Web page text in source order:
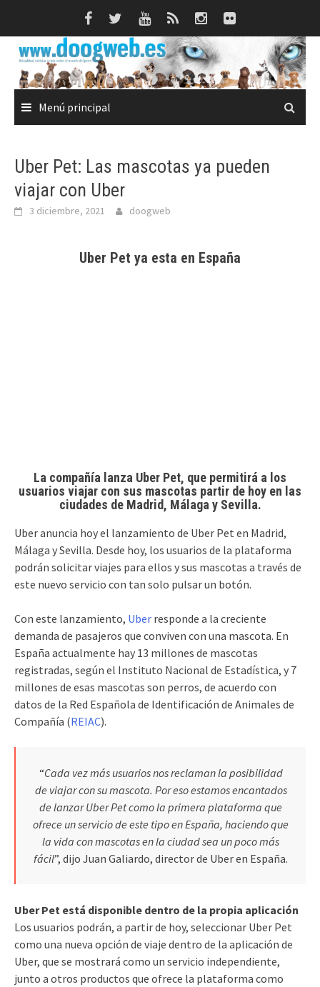
Menú principal
Uber Pet: Las mascotas ya pueden
viajar con Uber
3 diciembre, 2021 doogweb
Uber Pet ya esta en España
La compañía lanza Uber Pet, que permitirá a los
usuarios viajar con sus mascotas partir de hoy en las
ciudades de Madrid, Málaga y Sevilla.
Uber anuncia hoy el lanzamiento de Uber Pet en Madrid,
Málaga y Sevilla. Desde hoy, los usuarios de la plataforma
podrán solicitar viajes para ellos y sus mascotas a través de
este nuevo servicio con tan solo pulsar un botón.
Con este lanzamiento, Uber responde a la creciente
demanda de pasajeros que conviven con una mascota. En
España actualmente hay 13 millones de mascotas
registradas, según el Instituto Nacional de Estadística, y 7
millones de esas mascotas son perros, de acuerdo con
datos de la Red Española de Identificación de Animales de
Compañía (REIAC).
“Cada vez más usuarios nos reclaman la posibilidad
de viajar con su mascota. Por eso estamos encantados
de lanzar Uber Pet como la primera plataforma que
ofrece un servicio de este tipo en España, haciendo que
la vida con mascotas en la ciudad sea un poco más
fácil”, dijo Juan Galiardo, director de Uber en España.
Uber Pet está disponible dentro de la propia aplicación
Los usuarios podrán, a partir de hoy, seleccionar Uber Pet
como una nueva opción de viaje dentro de la aplicación de
Uber, que se mostrará como un servicio independiente,
junto a otros productos que ofrece la plataforma como